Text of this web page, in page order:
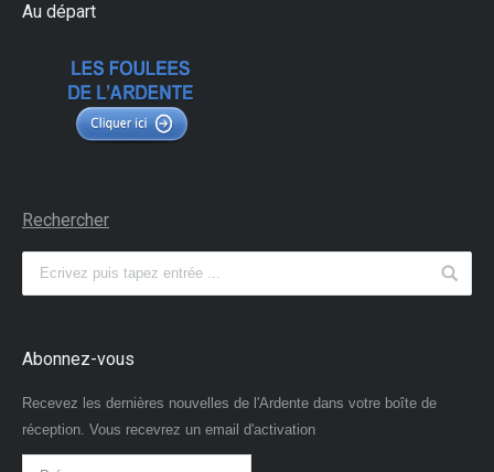
Au départ
Rechercher
Abonnez-vous
Recevez les dernières nouvelles de l'Ardente dans votre boîte de
réception. Vous recevrez un email d'activation